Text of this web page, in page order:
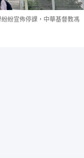
紛宣佈停課，中華基督教馮